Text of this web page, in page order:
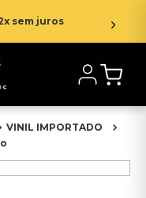
sem juros
VINIL IMPORTADO